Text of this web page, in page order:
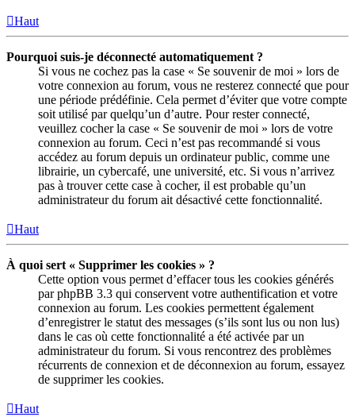
Haut
Pourquoi suis-je déconnecté automatiquement ?
Si vous ne cochez pas la case « Se souvenir de moi » lors de
votre connexion au forum, vous ne resterez connecté que pour
une période prédéfinie. Cela permet d’éviter que votre compte
soit utilisé par quelqu’un d’autre. Pour rester connecté,
veuillez cocher la case « Se souvenir de moi » lors de votre
connexion au forum. Ceci n’est pas recommandé si vous
accédez au forum depuis un ordinateur public, comme une
librairie, un cybercafé, une université, etc. Si vous n’arrivez
pas à trouver cette case à cocher, il est probable qu’un
administrateur du forum ait désactivé cette fonctionnalité.
Haut
À quoi sert « Supprimer les cookies » ?
Cette option vous permet d’effacer tous les cookies générés
par phpBB 3.3 qui conservent votre authentification et votre
connexion au forum. Les cookies permettent également
d’enregistrer le statut des messages (s’ils sont lus ou non lus)
dans le cas où cette fonctionnalité a été activée par un
administrateur du forum. Si vous rencontrez des problèmes
récurrents de connexion et de déconnexion au forum, essayez
de supprimer les cookies.
Haut